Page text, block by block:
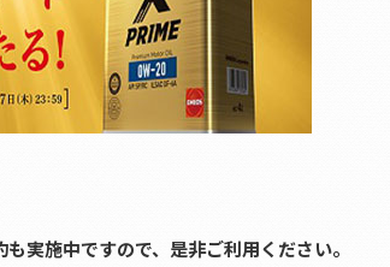
実施中ですので、是非ご利用ください。